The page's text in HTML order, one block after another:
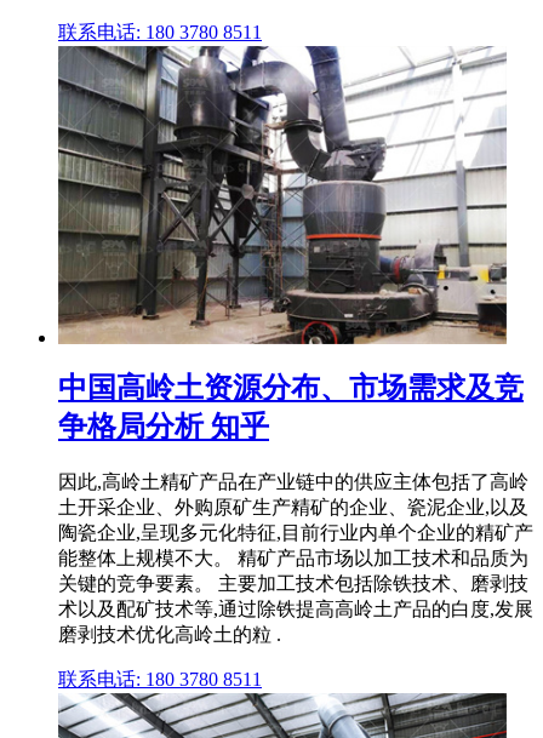
联系电话: 180 3780 8511
中国高岭土资源分布、市场需求及竞
争格局分析 知乎
因此,高岭土精矿产品在产业链中的供应主体包括了高岭
土开采企业、外购原矿生产精矿的企业、瓷泥企业,以及
陶瓷企业,呈现多元化特征,目前行业内单个企业的精矿产
能整体上规模不大。 精矿产品市场以加工技术和品质为
关键的竞争要素。 主要加工技术包括除铁技术、磨剥技
术以及配矿技术等,通过除铁提高高岭土产品的白度,发展
磨剥技术优化高岭土的粒 .
联系电话: 180 3780 8511